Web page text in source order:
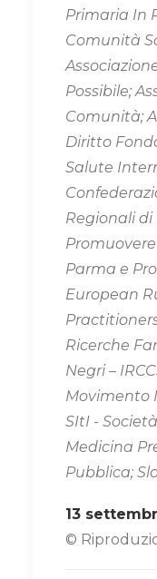
Primaria In
Comunità
Possibile;
Comunità;
Diritto
Salute
Regionali
Parma e
European
Ricerche
Negri –
Movimento
SItI -
Medicina
Pubblica;
13
©